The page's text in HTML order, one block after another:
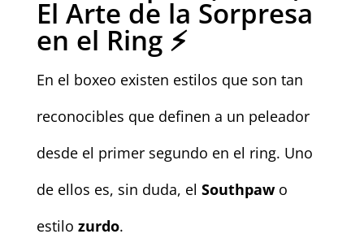
El Arte de la Sorpresa
en el Ring ⚡
En el boxeo existen estilos que son tan
reconocibles que definen a un peleador
desde el primer segundo en el ring. Uno
de ellos es, sin duda, el Southpawo
estilo zurdo.